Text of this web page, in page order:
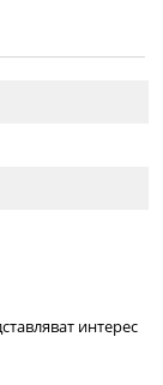
интерес